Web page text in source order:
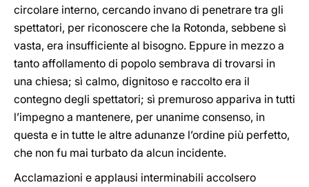
circolare interno, cercando invano di penetrare tra gli
spettatori, per riconoscere che la Rotonda, sebbene sì
vasta, era insufficiente al bisogno. Eppure in mezzo a
tanto affollamento di popolo sembrava di trovarsi in
una chiesa; sì calmo, dignitoso e raccolto era il
contegno degli spettatori; sì premuroso appariva in tutti
l’impegno a mantenere, per unanime consenso, in
questa e in tutte le altre adunanze l’ordine più perfetto,
che non fu mai turbato da alcun incidente.
Acclamazioni e applausi interminabili accolsero